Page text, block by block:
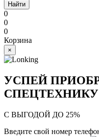
Найти
0
0
0
Корзина
×
УСПЕЙ
СПЕЦТЕХНИКУ
С ВЫГОДОЙ ДО 25%
Введите свой номер